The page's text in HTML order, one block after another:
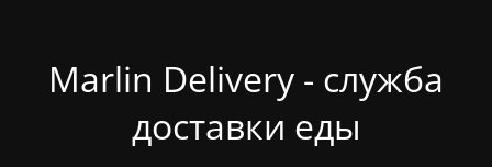
Marlin Delivery - служба
доставки еды